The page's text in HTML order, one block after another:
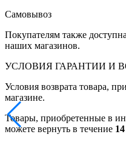
Самовывоз
Покупателям также
наших магазинов.
УСЛОВИЯ ГАРАНТИИ И
Условия возврата товара,
магазине.
Товары, приобретенные в
можете вернуть в течение